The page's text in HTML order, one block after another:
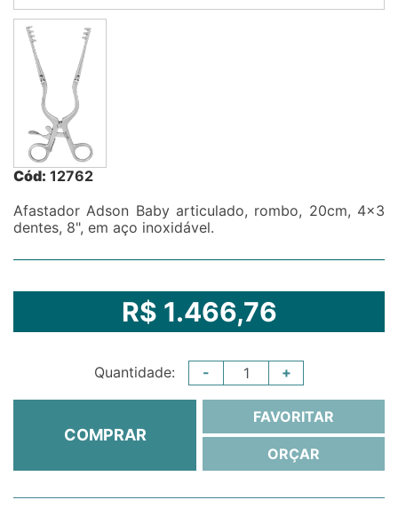
Cód: 12762
Afastador Adson Baby articulado, rombo, 20cm, 4x3
dentes, 8", em aço inoxidável.
R$ 1.466,76
Quantidade: - +
COMPRAR
FAVORITAR
ORÇAR